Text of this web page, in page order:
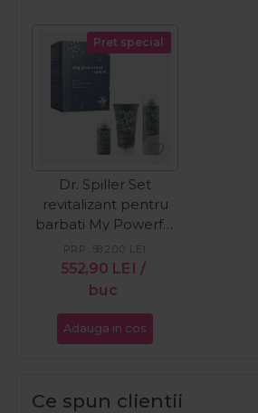
Pret special
Dr. Spiller Set
revitalizant pentru
barbati My Powerful
Spirit
552,90 LEI /
buc
PRP: 582,00 LEI
Adauga in cos
Ce spun clientii